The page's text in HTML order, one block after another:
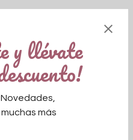
y llévate
más